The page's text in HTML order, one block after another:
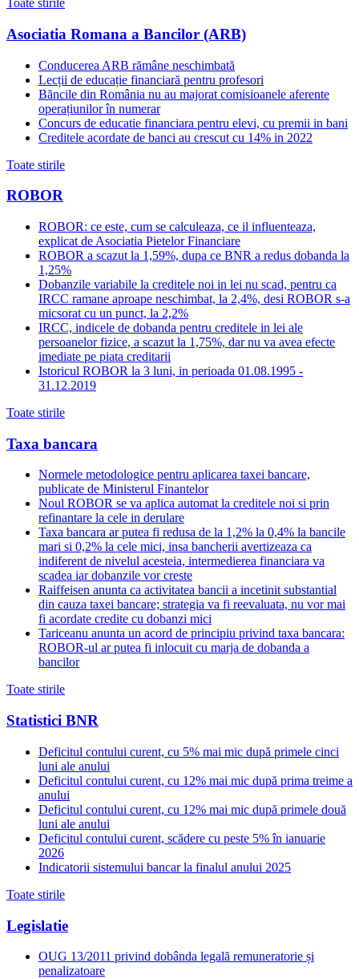
Toate stirile
Asociatia Romana a Bancilor (ARB)
Conducerea ARB rămâne neschimbată
Lecții de educație financiară pentru profesori
Băncile din România nu au majorat comisioanele aferente
operațiunilor în numerar
Concurs de educatie financiara pentru elevi, cu premii in bani
Creditele acordate de banci au crescut cu 14% in 2022
Toate stirile
ROBOR
ROBOR: ce este, cum se calculeaza, ce il influenteaza,
explicat de Asociatia Pietelor Financiare
ROBOR a scazut la 1,59%, dupa ce BNR a redus dobanda la
1,25%
Dobanzile variabile la creditele noi in lei nu scad, pentru ca
IRCC ramane aproape neschimbat, la 2,4%, desi ROBOR s-a
micsorat cu un punct, la 2,2%
IRCC, indicele de dobanda pentru creditele in lei ale
persoanelor fizice, a scazut la 1,75%, dar nu va avea efecte
imediate pe piata creditarii
Istoricul ROBOR la 3 luni, in perioada 01.08.1995 -
31.12.2019
Toate stirile
Taxa bancara
Normele metodologice pentru aplicarea taxei bancare,
publicate de Ministerul Finantelor
Noul ROBOR se va aplica automat la creditele noi si prin
refinantare la cele in derulare
Taxa bancara ar putea fi redusa de la 1,2% la 0,4% la bancile
mari si 0,2% la cele mici, insa bancherii avertizeaza ca
indiferent de nivelul acesteia, intermedierea financiara va
scadea iar dobanzile vor creste
Raiffeisen anunta ca activitatea bancii a incetinit substantial
din cauza taxei bancare; strategia va fi reevaluata, nu vor mai
fi acordate credite cu dobanzi mici
Tariceanu anunta un acord de principiu privind taxa bancara:
ROBOR-ul ar putea fi inlocuit cu marja de dobanda a
bancilor
Toate stirile
Statistici BNR
Deficitul contului curent, cu 5% mai mic după primele cinci
luni ale anului
Deficitul contului curent, cu 12% mai mic după prima treime a
anului
Deficitul contului curent, cu 12% mai mic după primele două
luni ale anului
Deficitul contului curent, scădere cu peste 5% în ianuarie
2026
Indicatorii sistemului bancar la finalul anului 2025
Toate stirile
Legislatie
OUG 13/2011 privind dobânda legală remuneratorie și
penalizatoare